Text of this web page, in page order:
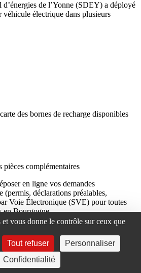
vous donne le contrôle sur ceux que
Tout refuser
Personnaliser
Confidentialité
de l’Yonne (SDEY) a déployé
véhicule électrique dans plusieurs
des bornes de recharge disponibles
pièces complémentaires
en ligne vos demandes
(permis, déclarations préalables,
Voie Électronique (SVE) pour toutes
en Bourgogne.
en mairie.